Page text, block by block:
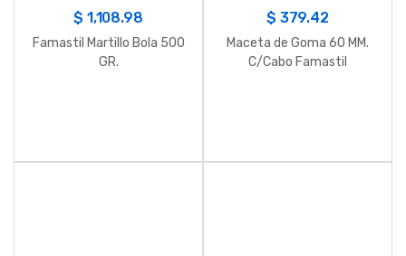
$ 1,108.98
Famastil Martillo Bola 500
GR.
$ 379.42
Maceta de Goma 60 MM.
C/Cabo Famastil